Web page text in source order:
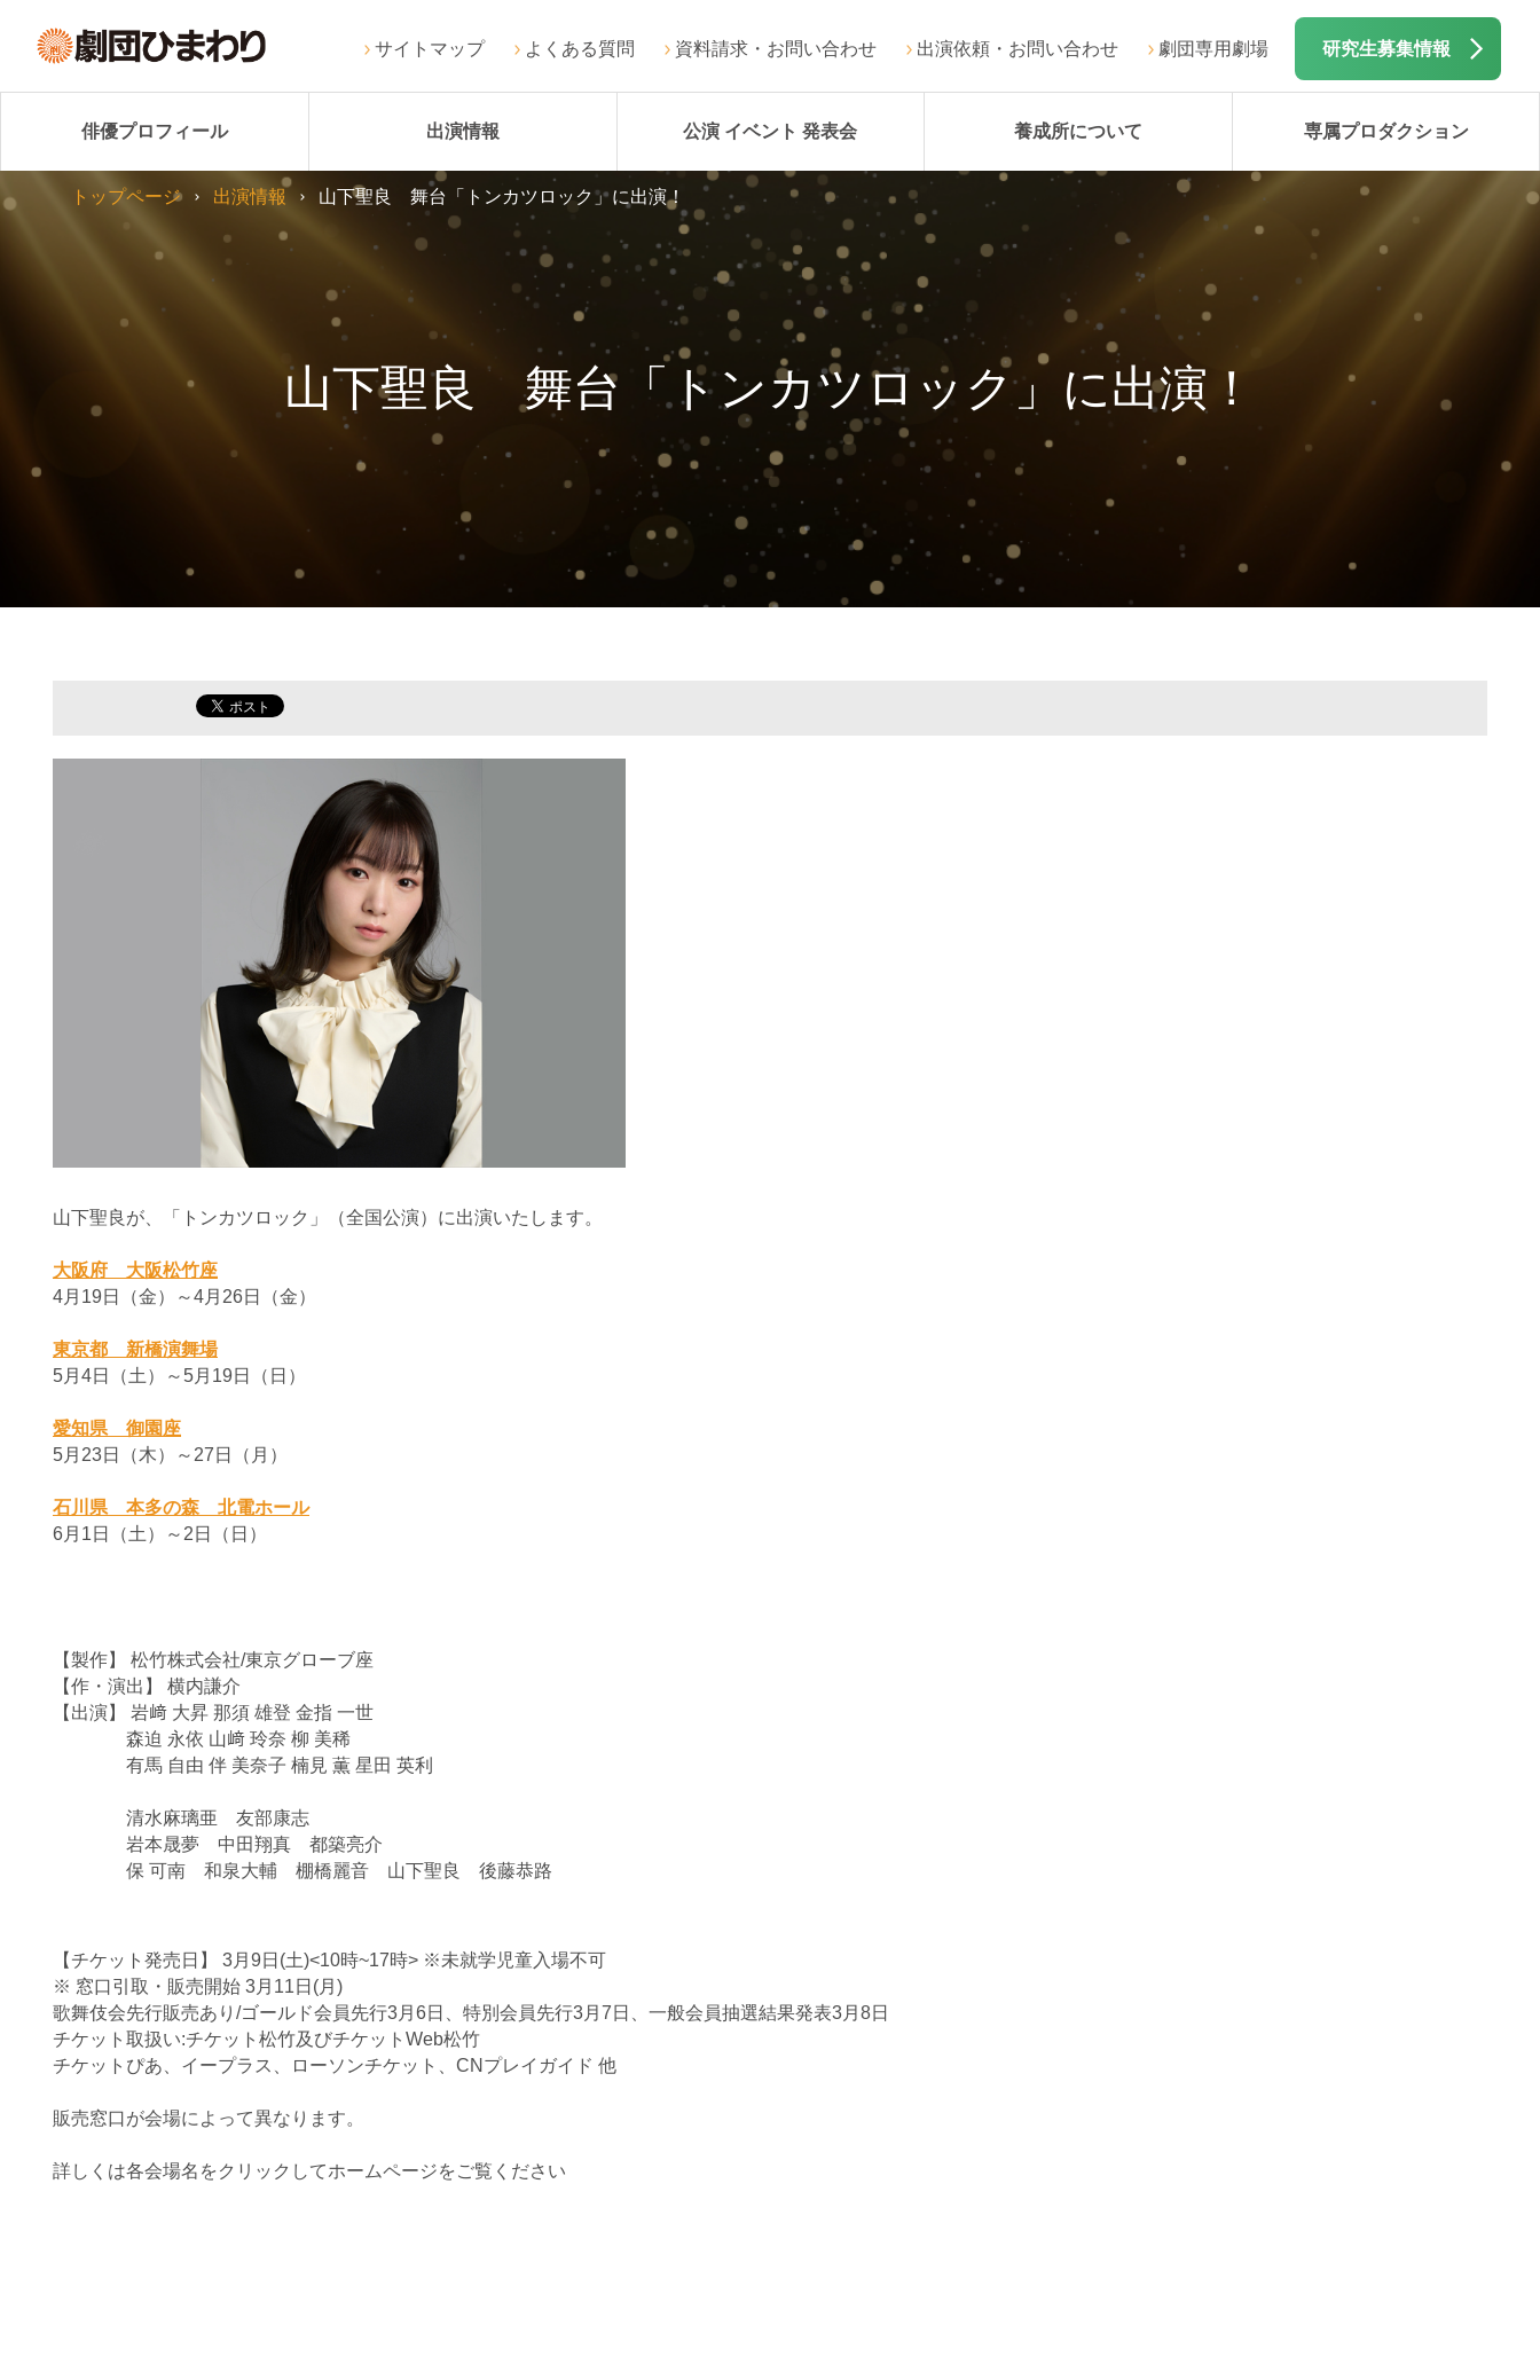
サイトマップ よくある質問 資料請求・お問い合わせ 出演依頼・お問い合わせ 劇団専用劇場 研究生募集情報
俳優プロフィール 出演情報 公演 イベント 発表会 養成所について 専属プロダクション
山下聖良 舞台「トンカツロック」に出演！
トップページ 出演情報 山下聖良 舞台「トンカツロック」に出演！
山下聖良が、「トンカツロック」（全国公演）に出演いたします。
大阪府 大阪松竹座
4月19日（金）～4月26日（金）
東京都 新橋演舞場
5月4日（土）～5月19日（日）
愛知県 御園座
5月23日（木）～27日（月）
石川県 本多の森 北電ホール
6月1日（土）～2日（日）
【製作】 松竹株式会社/東京グローブ座
【作・演出】 横内謙介
【出演】 岩﨑 大昇 那須 雄登 金指 一世
森迫 永依 山﨑 玲奈 柳 美稀
有馬 自由 伴 美奈子 楠見 薫 星田 英利
清水麻璃亜 友部康志
岩本晟夢 中田翔真 都築亮介
保 可南 和泉大輔 棚橋麗音 山下聖良 後藤恭路
【チケット発売日】 3月9日(土)<10時~17時> ※未就学児童入場不可
※ 窓口引取・販売開始 3月11日(月)
歌舞伎会先行販売あり/ゴールド会員先行3月6日、特別会員先行3月7日、一般会員抽選結果発表3月8日
チケット取扱い:チケット松竹及びチケットWeb松竹
チケットぴあ、イープラス、ローソンチケット、CNプレイガイド 他
販売窓口が会場によって異なります。
詳しくは各会場名をクリックしてホームページをご覧ください